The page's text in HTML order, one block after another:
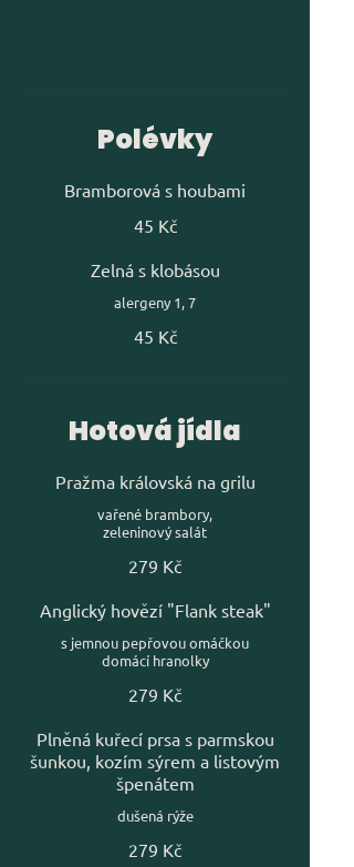
Polévky
Bramborová s houbami
45 Kč
Zelná s klobásou
alergeny 1, 7
45 Kč
Hotová jídla
Pražma královská na grilu
vařené brambory,
zeleninový salát
279 Kč
Anglický hovězí "Flank steak"
s jemnou pepřovou omáčkou
domácí hranolky
279 Kč
Plněná kuřecí prsa s parmskou
šunkou, kozím sýrem a listovým
špenátem
dušená rýže
279 Kč